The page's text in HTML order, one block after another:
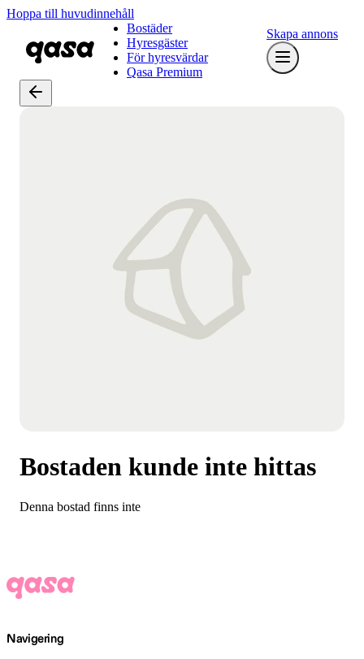
Hoppa till huvudinnehåll
Bostäder
Hyresgäster
För hyresvärdar
Qasa Premium
Skapa annons
Bostaden kunde inte hittas
Denna bostad finns inte
Navigering